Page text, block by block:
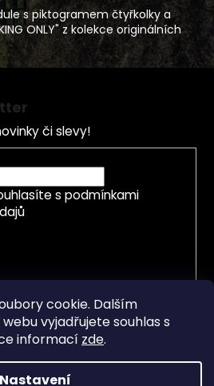
cookie. Dalším
vyjadřujete souhlas s
informací zde.
Nastavení
s piktogramem čtyřkolky a
ONLY" z kolekce originálních
či slevy!
s podmínkami